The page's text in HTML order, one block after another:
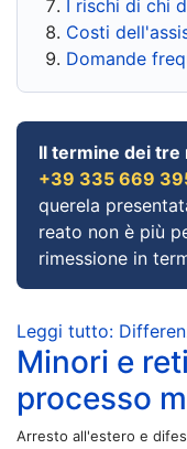
I rischi di chi
Costi
Domande
Il termine dei tre
+39 335 669
querela
reato non è più
rimessione in
Leggi tutto:
Minori e
processo
Arresto all'estero e